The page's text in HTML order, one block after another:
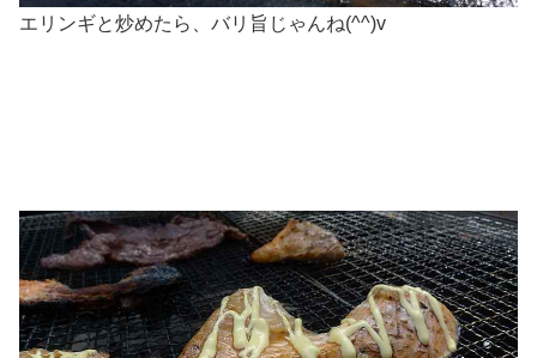
エリンギと炒めたら、バリ旨じゃんね(^^)v